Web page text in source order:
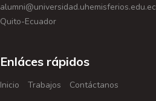
alumni@universidad.uhemisferios.edu.ec
Quito-Ecuador
Enláces rápidos
Inicio Trabajos Contáctanos